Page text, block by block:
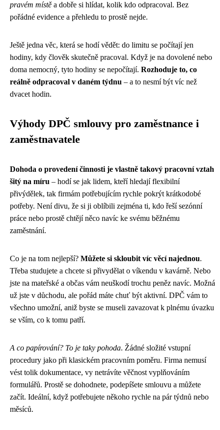
pravém místě a dobře si hlídat, kolik kdo odpracoval. Bez
pořádné evidence a přehledu to prostě nejde.
Ještě jedna věc, která se hodí vědět: do limitu se počítají jen
hodiny, kdy člověk skutečně pracoval. Když je na dovolené nebo
doma nemocný, tyto hodiny se nepočítají. Rozhoduje to, co
reálně odpracoval v daném týdnu – a to nesmí být víc než
dvacet hodin.
Výhody DPČ smlouvy pro zaměstnance i
zaměstnavatele
Dohoda o provedení činnosti je vlastně takový pracovní vztah
šitý na míru – hodí se jak lidem, kteří hledají flexibilní
přivýdělek, tak firmám potřebujícím rychle pokrýt krátkodobé
potřeby. Není divu, že si ji oblíbili zejména ti, kdo řeší sezónní
práce nebo prostě chtějí něco navíc ke svému běžnému
zaměstnání.
Co je na tom nejlepší? Můžete si skloubit víc věcí najednou.
Třeba studujete a chcete si přivydělat o víkendu v kavárně. Nebo
jste na mateřské a občas vám neuškodí trochu peněz navíc. Možná
už jste v důchodu, ale pořád máte chuť být aktivní. DPČ vám to
všechno umožní, aniž byste se museli zavazovat k plnému úvazku
se vším, co k tomu patří.
A co papírování? To je taky pohoda. Žádné složité vstupní
procedury jako při klasickém pracovním poměru. Firma nemusí
vést tolik dokumentace, vy netrávíte věčnost vyplňováním
formulářů. Prostě se dohodnete, podepíšete smlouvu a můžete
začít. Ideální, když potřebujete někoho rychle na pár týdnů nebo
měsíců.